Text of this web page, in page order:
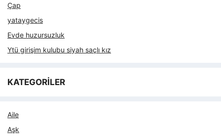
Çap
yataygecis
Evde huzursuzluk
Ytü girişim kulubu siyah saçlı kız
KATEGORİLER
Aile
Aşk